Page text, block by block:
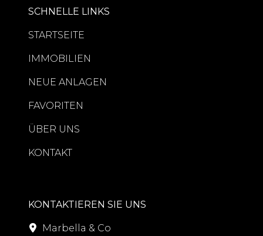
SCHNELLE LINKS
STARTSEITE
IMMOBILIEN
NEUE ANLAGEN
FAVORITEN
ÜBER UNS
KONTAKT
KONTAKTIEREN SIE UNS
Marbella & Co